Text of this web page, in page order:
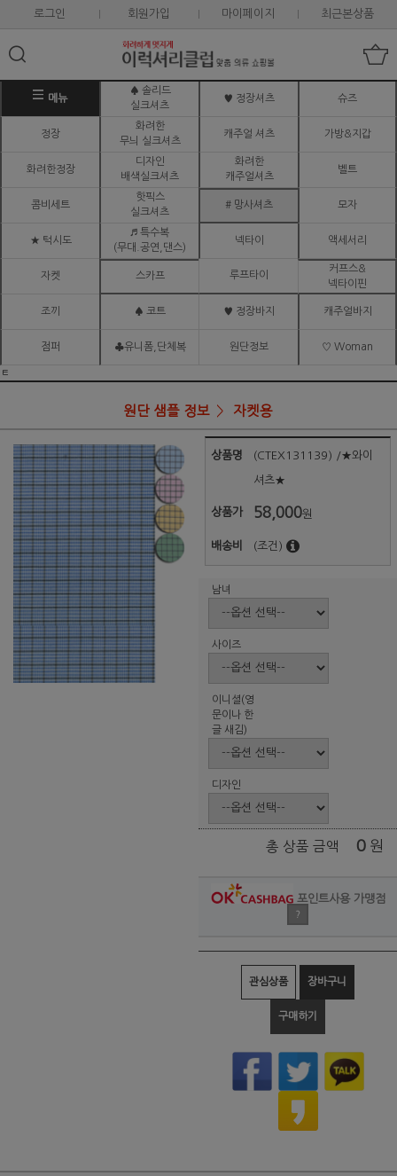
로그인 회원가입 마이페이지 최근본상품
메뉴
♠ 솔리드
실크셔츠
♥ 정장셔츠 슈즈
정장
화려한
무늬 실크셔츠
캐주얼 셔츠 가방&지갑
화려한정장
디자인
배색실크셔츠
화려한
캐주얼셔츠
벨트
콤비세트
핫픽스
실크셔츠
# 망사셔츠 모자
★ 턱시도
♬ 특수복
(무대.공연,댄스)
넥타이 액세서리
자켓 스카프 루프타이
커프스&
넥타이핀
조끼 ♠ 코트 ♥ 정장바지 캐주얼바지
점퍼 ♣유니폼,단체복 원단정보 ♡ Woman
ㅌ
원단 샘플 정보 자켓용
상품명 (CTEX131139) /★와이
셔츠★
상품가 58,000원
배송비 (조건)
남녀
사이즈
이니셜(영
문이나 한
글 새김)
디자인
총 상품 금액 0 원
포인트사용 가맹점
?
관심상품 장바구니
구매하기